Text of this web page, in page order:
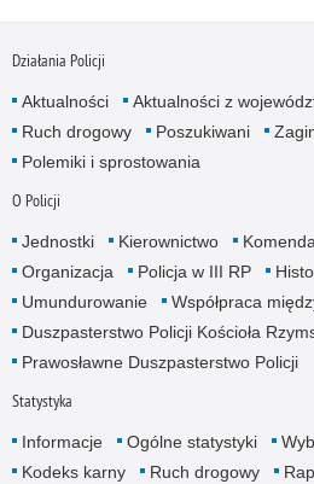
Działania Policji
Aktualności Aktualności z
Ruch drogowy
Poszukiwani
Polemiki i sprostowania
O Policji
Jednostki Kierownictwo
Organizacja
Policja w III RP
Umundurowanie
Współpraca
Duszpasterstwo Policji Kościoła
Prawosławne Duszpasterstwo Policji
Statystyka
Informacje Ogólne statystyki
Kodeks karny
Ruch drogowy